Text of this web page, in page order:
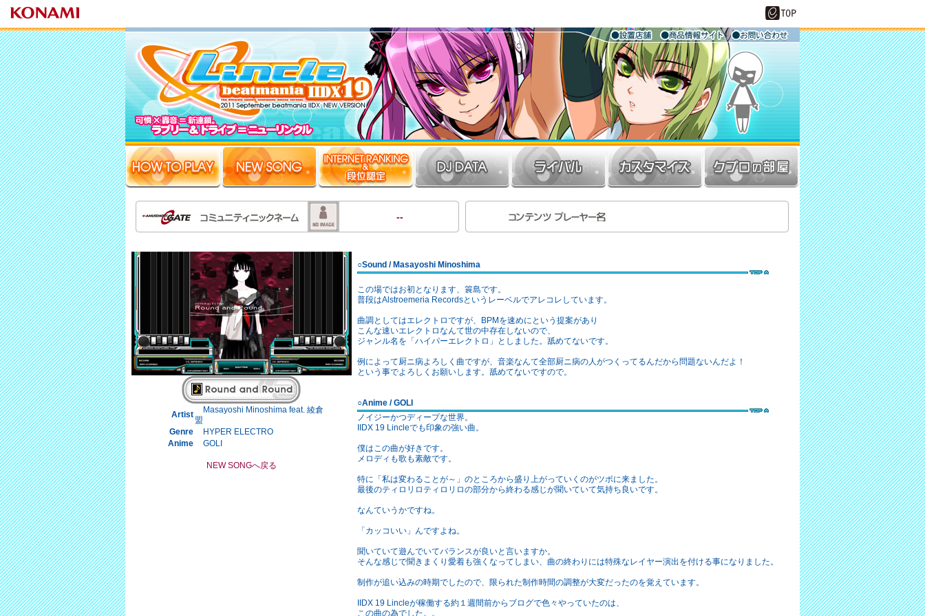
--
Artist
Masayoshi Minoshima feat. 綾倉
盟
Genre
HYPER ELECTRO
Anime
GOLI
NEW SONGへ戻る
○Sound / Masayoshi Minoshima
この場ではお初となります、簑島です。
普段はAlstroemeria Recordsというレーベルでアレコレしています。
曲調としてはエレクトロですが、BPMを速めにという提案があり
こんな速いエレクトロなんて世の中存在しないので、
ジャンル名を「ハイパーエレクトロ」としました。舐めてないです。
例によって厨ニ病よろしく曲ですが、音楽なんて全部厨ニ病の人がつくってるんだから問題ないんだよ！
という事でよろしくお願いします。舐めてないですので。
○Anime / GOLI
ノイジーかつディープな世界。
IIDX 19 Lincleでも印象の強い曲。
僕はこの曲が好きです。
メロディも歌も素敵です。
特に「私は変わることが～」のところから盛り上がっていくのがツボに来ました。
最後のティロリロティロリロの部分から終わる感じが聞いていて気持ち良いです。
なんていうかですね。
「カッコいい」んですよね。
聞いていて遊んでいてバランスが良いと言いますか。
そんな感じで聞きまくり愛着も強くなってしまい、曲の終わりには特殊なレイヤー演出を付ける事になりました。
制作が追い込みの時期でしたので、限られた制作時間の調整が大変だったのを覚えています。
IIDX 19 Lincleが稼働する約１週間前からブログで色々やっていたのは、
この曲の為でした。。